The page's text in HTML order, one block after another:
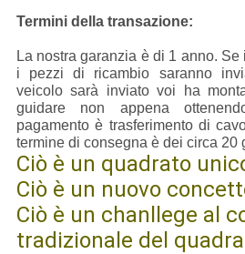
Termini della transazione:
La nostra garanzia è di 1 anno. Se
i pezzi di ricambio saranno
veicolo sarà inviato voi ha
guidare non appena
pagamento è trasferimento di
termine di consegna è dei circa 20
Ciò è un quadrato
Ciò è un nuovo
Ciò è un chanllege al
tradizionale del